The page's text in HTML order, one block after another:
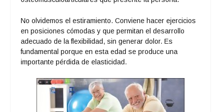
No olvidemos el estiramiento. Conviene hacer ejercicios
en posiciones cómodas y que permitan el desarrollo
adecuado de la flexibilidad, sin generar dolor. Es
fundamental porque en esta edad se produce una
importante pérdida de elasticidad.